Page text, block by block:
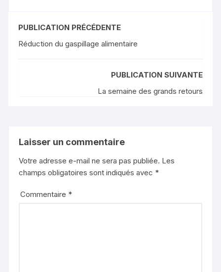
PUBLICATION PRÉCÉDENTE
Réduction du gaspillage alimentaire
PUBLICATION SUIVANTE
La semaine des grands retours
Laisser un commentaire
Votre adresse e-mail ne sera pas publiée. Les
champs obligatoires sont indiqués avec *
Commentaire *